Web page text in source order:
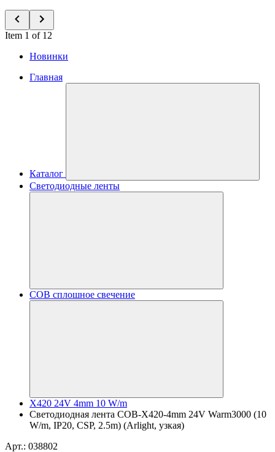
Item 1 of 12
Новинки
Главная
Каталог
Светодиодные ленты
COB сплошное свечение
X420 24V 4mm 10 W/m
Светодиодная лента COB-X420-4mm 24V Warm3000 (10
W/m, IP20, CSP, 2.5m) (Arlight, узкая)
Арт.: 038802